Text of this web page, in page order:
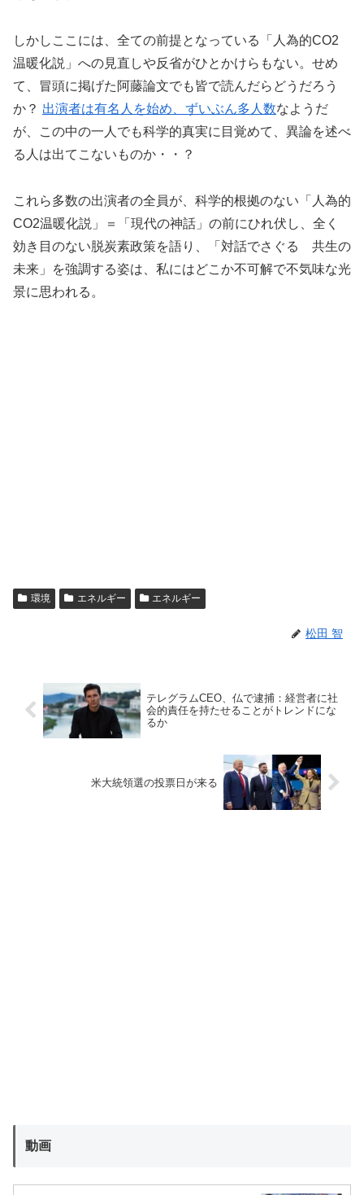
しかしここには、全ての前提となっている「人為的CO2
温暖化説」への見直しや反省がひとかけらもない。せめ
て、冒頭に掲げた阿藤論文でも皆で読んだらどうだろう
か？ 出演者は有名人を始め、ずいぶん多人数なようだ
が、この中の一人でも科学的真実に目覚めて、異論を述べ
る人は出てこないものか・・？
これら多数の出演者の全員が、科学的根拠のない「人為的
CO2温暖化説」＝「現代の神話」の前にひれ伏し、全く
効き目のない脱炭素政策を語り、「対話でさぐる 共生の
未来」を強調する姿は、私にはどこか不可解で不気味な光
景に思われる。
環境 エネルギー エネルギー
松田 智
テレグラムCEO、仏で逮捕：経営者に社
会的責任を持たせることがトレンドにな
るか
米大統領選の投票日が来る
動画